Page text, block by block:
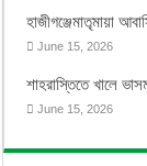
হাজীগঞ্জেমাতৃমায়া
June 15, 2026
শাহরাস্তিতে খালে
June 15, 2026